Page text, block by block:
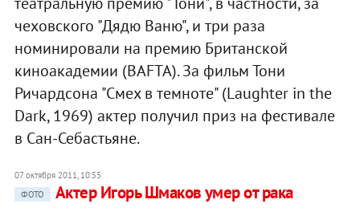
чеховского "Дядю Ваню", и три раза
номинировали на премию Британской
киноакадемии (BAFTA). За фильм Тони
Ричардсона "Смех в темноте" (Laughter in the
Dark, 1969) актер получил приз на фестивале
в Сан-Себастьяне.
07 октября 2011, 10:55
ФОТО
Актер Игорь Шмаков умер от рака